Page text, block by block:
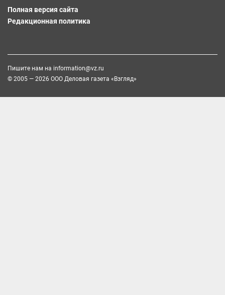
Полная версия сайта
Редакционная политика
Пишите нам на information@vz.ru
© 2005 — 2026 ООО Деловая газета «Взгляд»